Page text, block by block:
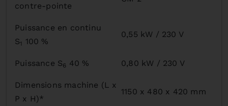
contre-pointe
Puissance en continu
S1 100 %
0,55 kW / 230 V
Puissance S6 40 % 0,80 kW / 230 V
Dimensions machine (L x
P x H)*
1150 x 480 x 420 mm